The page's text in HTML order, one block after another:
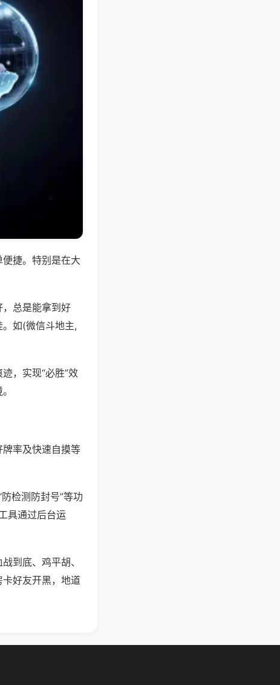
捷。特别是在大
总是能拿到好
如(微信斗地主,
，实现“必胜”效
率及快速自摸等
检测防封号”等功
具通过后台运
到底、鸡平胡、
好友开黑，地道